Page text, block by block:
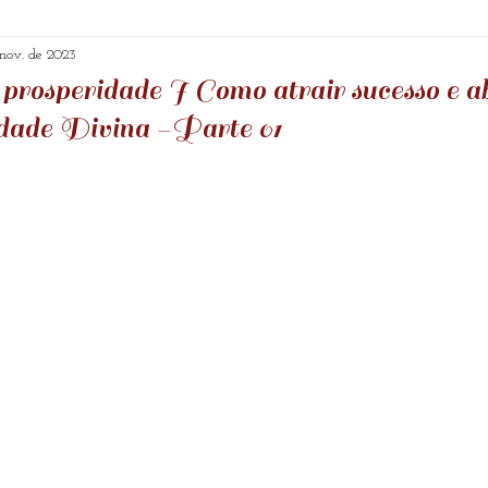
Textos e reflexões
mensais Meditação
I Como atrair sucesso e
Divina -Parte 01
de 2023
5 estrelas.